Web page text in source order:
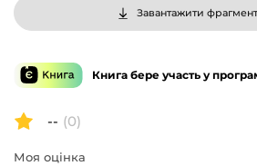
Завантажити
Книга бере участь у
-- (0)
Моя оцінка